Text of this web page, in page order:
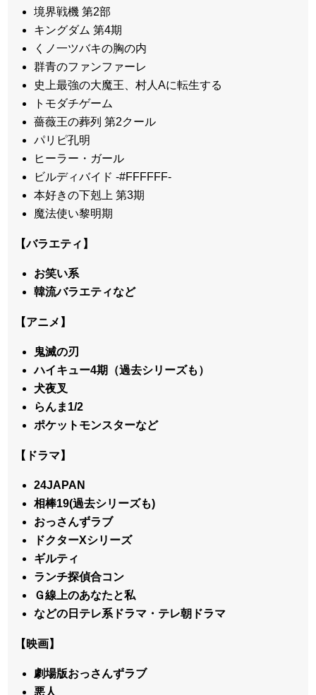
境界戦機 第2部
キングダム 第4期
くノ一ツバキの胸の内
群青のファンファーレ
史上最強の大魔王、村人Aに転生する
トモダチゲーム
薔薇王の葬列 第2クール
パリピ孔明
ヒーラー・ガール
ビルディバイド -#FFFFFF-
本好きの下剋上 第3期
魔法使い黎明期
【バラエティ】
お笑い系
韓流バラエティなど
【アニメ】
鬼滅の刃
ハイキュー4期（過去シリーズも）
犬夜叉
らんま1/2
ポケットモンスターなど
【ドラマ】
24JAPAN
相棒19(過去シリーズも)
おっさんずラブ
ドクターXシリーズ
ギルティ
ランチ探偵合コン
Ｇ線上のあなたと私
などの日テレ系ドラマ・テレ朝ドラマ
【映画】
劇場版おっさんずラブ
悪人